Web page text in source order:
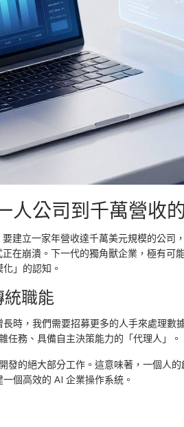
人公司到千萬營收
建立一家年營收達千萬美元規模的公
在崩潰。下一代的獨角獸企業，極有
」的認知。
職能
時，我們需要招募更多的人手來處理
任務、具備自主決策能力的「代理人」。
的絕大部分工作。這意味著，一個人
個高效的 AI 企業操作系統。